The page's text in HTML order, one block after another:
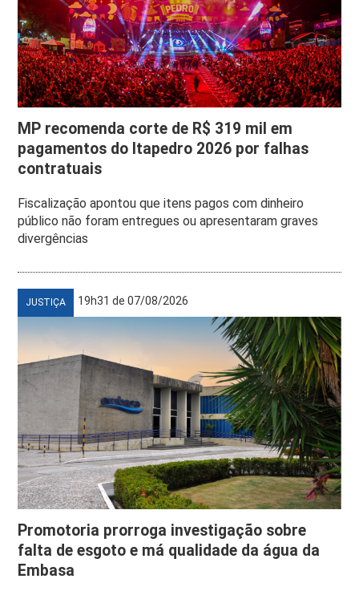
MP recomenda corte de R$ 319 mil em
pagamentos do Itapedro 2026 por falhas
contratuais
Fiscalização apontou que itens pagos com dinheiro
público não foram entregues ou apresentaram graves
divergências
JUSTIÇA 19h31 de 07/08/2026
Promotoria prorroga investigação sobre
falta de esgoto e má qualidade da água da
Embasa